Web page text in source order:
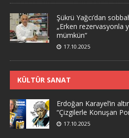
Şükrü Yağcı’dan
„Erken rezervasyonla
mümkün“
17.10.2025
KÜLTÜR SANAT
Erdoğan Karayel’in
“Çizgilerle Konuşan
17.10.2025